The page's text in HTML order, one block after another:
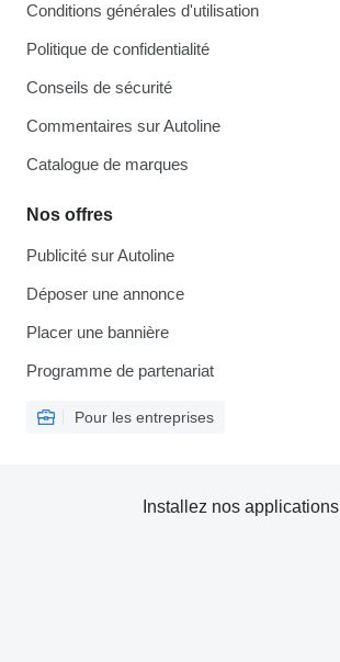
Conditions générales d'utilisation
Politique de confidentialité
Conseils de sécurité
Commentaires sur Autoline
Catalogue de marques
Nos offres
Publicité sur Autoline
Déposer une annonce
Placer une bannière
Programme de partenariat
Pour les entreprises
Installez nos applications